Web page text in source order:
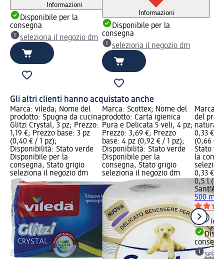
Informazioni
Disponibile per la
consegna
seleziona il negozio dm
Informazioni
Disponibile per la
consegna
seleziona il negozio dm
Gli altri clienti hanno acquistato anche
Marca: vileda; Nome del
prodotto: Spugna da cucina
Glitzi Crystal, 3 pz; Prezzo:
1,19 €; Prezzo base: 3 pz
(0,40 € / 1 pz);
Disponibilità: Stato verde
Disponibile per la
consegna, Stato grigio
seleziona il negozio dm
Marca: Scottex; Nome del
prodotto: Carta igienica
Pura e Delicata 5 veli, 4 pz;
Prezzo: 3,69 €; Prezzo
base: 4 pz (0,92 € / 1 pz);
Disponibilità: Stato verde
Disponibile per la
consegna, Stato grigio
seleziona il negozio dm
Marca:
del
0,33 €;
(0,66 €
Stato
la
0,33 €
0,5 l
500 ml